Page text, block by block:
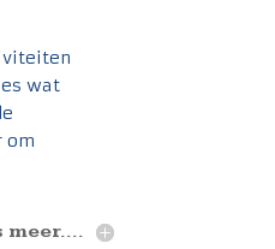
wat
om
meer....